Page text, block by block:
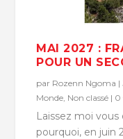
MAI 2027 :
POUR UN
par Rozenn Ngoma |
Monde Non classé | 0
Laissez moi
pourquoi, en juin